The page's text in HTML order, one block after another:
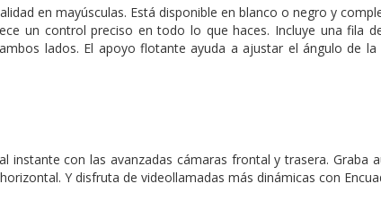
en mayúsculas. Está disponible en blanco o negro y
un control preciso en todo lo que haces. Incluye una fila
lados. El apoyo flotante ayuda a ajustar el ángulo de
instante con las avanzadas cámaras frontal y trasera. Graba
Y disfruta de videollamadas más dinámicas con